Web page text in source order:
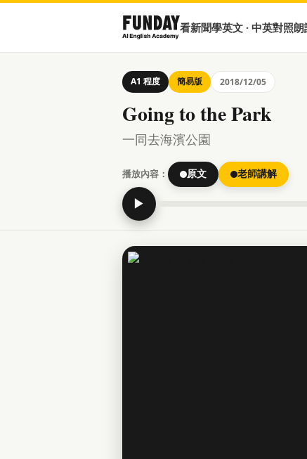
看新聞學英文 · 中英對照
A1 程度 簡易版 2018/12/05
Going to the Park
一同去海濱公園
播放內容： 原文 老師講解
▶